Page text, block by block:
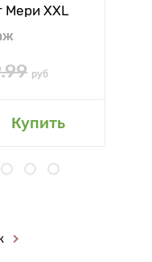
Мери XXL
руб
Купить